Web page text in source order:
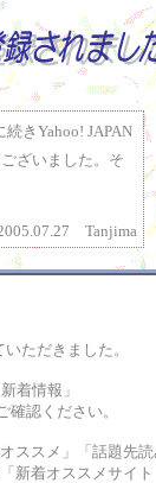
きYahoo! JAPAN
ざいました。そ
Tanjima
ただきました。
着情報」
認ください。
ススメ」「話題先読
新着オススメサイト